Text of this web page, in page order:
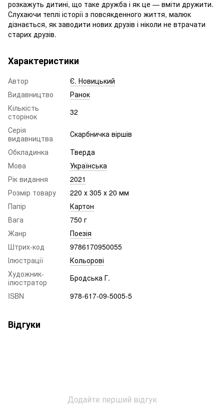
розкажуть дитині, що таке дружба і як це — вміти дружити.
Слухаючи теплі історії з повсякденного життя, малюк
дізнається, як заводити нових друзів і ніколи не втрачати
старих друзів.
Характеристики
Автор
Є. Новицький
Видавництво
Ранок
Кількість
сторінок
32
Серія
видавництва
Скарбничка віршів
Обкладинка
Тверда
Мова
Українська
Рік видання
2021
Розмір товару
220 х 305 х 20 мм
Папір
Картон
Вага
750 г
Жанр
Поезія
Штрих-код
9786170950055
Ілюстрації
Кольорові
Художник-
ілюстратор
Бродська Г.
ISBN
978-617-09-5005-5
Відгуки
Додайте перший відгук